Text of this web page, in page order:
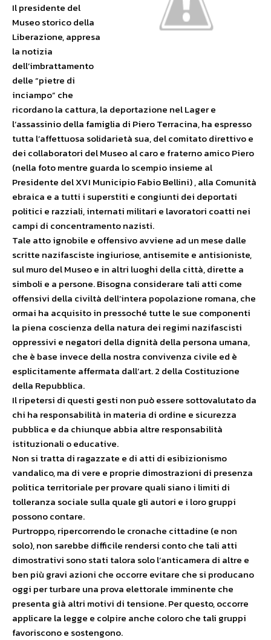
Il presidente del
Museo storico della
Liberazione, appresa
la notizia
dell’imbrattamento
delle “pietre di
inciampo” che
ricordano la cattura, la deportazione nel Lager e
l’assassinio della famiglia di Piero Terracina, ha espresso
tutta l’affettuosa solidarietà sua, del comitato direttivo e
dei collaboratori del Museo al caro e fraterno amico Piero
(nella foto mentre guarda lo scempio insieme al
Presidente del XVI Municipio Fabio Bellini) , alla Comunità
ebraica e a tutti i superstiti e congiunti dei deportati
politici e razziali, internati militari e lavoratori coatti nei
campi di concentramento nazisti.
Tale atto ignobile e offensivo avviene ad un mese dalle
scritte nazifasciste ingiuriose, antisemite e antisioniste,
sul muro del Museo e in altri luoghi della città, dirette a
simboli e a persone. Bisogna considerare tali atti come
offensivi della civiltà dell’intera popolazione romana, che
ormai ha acquisito in pressoché tutte le sue componenti
la piena coscienza della natura dei regimi nazifascisti
oppressivi e negatori della dignità della persona umana,
che è base invece della nostra convivenza civile ed è
esplicitamente affermata dall’art. 2 della Costituzione
della Repubblica.
Il ripetersi di questi gesti non può essere sottovalutato da
chi ha responsabilità in materia di ordine e sicurezza
pubblica e da chiunque abbia altre responsabilità
istituzionali o educative.
Non si tratta di ragazzate e di atti di esibizionismo
vandalico, ma di vere e proprie dimostrazioni di presenza
politica territoriale per provare quali siano i limiti di
tolleranza sociale sulla quale gli autori e i loro gruppi
possono contare.
Purtroppo, ripercorrendo le cronache cittadine (e non
solo), non sarebbe difficile rendersi conto che tali atti
dimostrativi sono stati talora solo l’anticamera di altre e
ben più gravi azioni che occorre evitare che si producano
oggi per turbare una prova elettorale imminente che
presenta già altri motivi di tensione. Per questo, occorre
applicare la legge e colpire anche coloro che tali gruppi
favoriscono e sostengono.